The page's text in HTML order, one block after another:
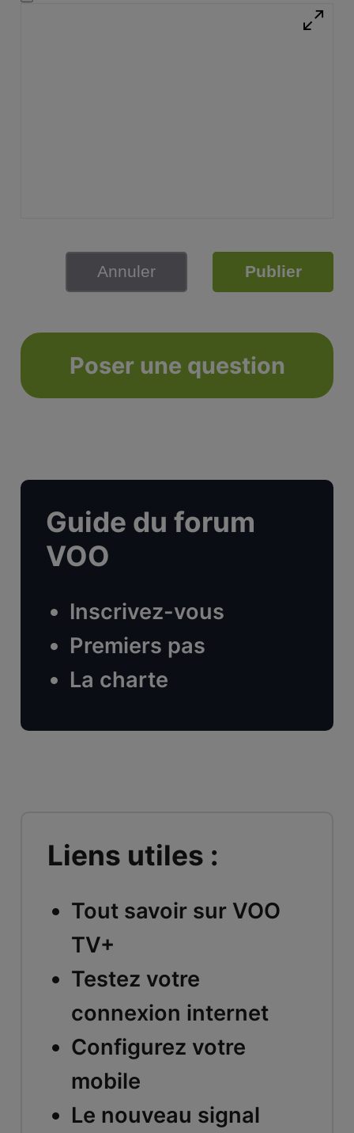
Annuler Publier
Poser une question
Guide du forum
VOO
Inscrivez-vous
Premiers pas
La charte
Liens utiles :
Tout savoir sur VOO
TV+
Testez votre
connexion internet
Configurez votre
mobile
Le nouveau signal